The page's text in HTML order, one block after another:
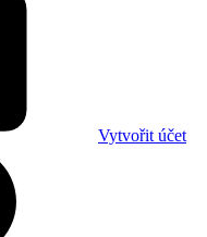
Vytvořit účet